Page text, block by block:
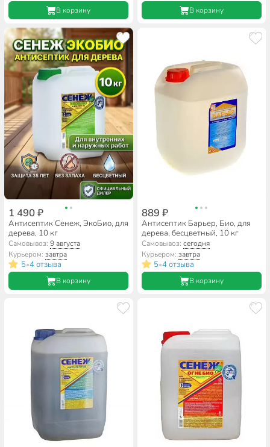
В корзину В корзину
1 490 ₽
Антисептик Сенеж, ЭкоБио, для
дерева, 10 кг
Самовывоз:9 августа
Курьером:завтра
5•4 отзыва
В корзину
889 ₽
Антисептик Барьер, Био, для
дерева, бесцветный, 10 кг
Самовывоз: сегодня
Курьером: завтра
5•4 отзыва
В корзину